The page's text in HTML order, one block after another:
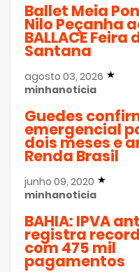
Ballet Meia
Nilo Peçanha
BALLACE Feira
Santana
agosto 03, 2026
minhanoticia
Guedes
emergencial
dois meses e
Renda Brasil
junho 09, 2020
minhanoticia
BAHIA: IPVA
registra
com 475 mil
pagamentos